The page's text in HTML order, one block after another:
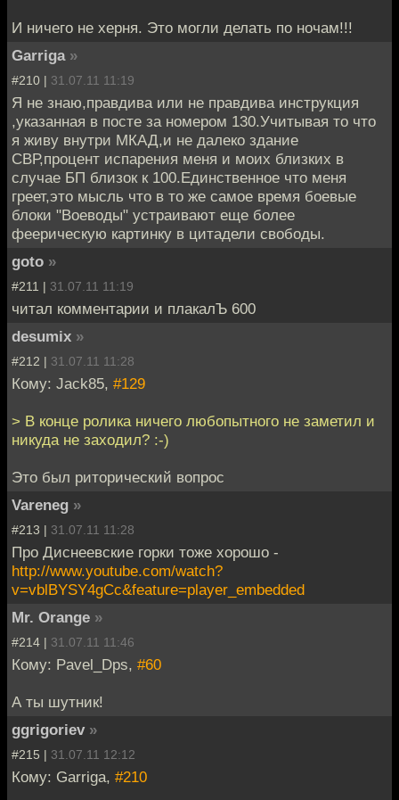
И ничего не херня. Это могли делать по ночам!!!
Garriga »
#210 | 31.07.11 11:19
Я не знаю,правдива или не правдива инструкция
,указанная в посте за номером 130.Учитывая то что
я живу внутри МКАД,и не далеко здание
СВР,процент испарения меня и моих близких в
случае БП близок к 100.Единственное что меня
греет,это мысль что в то же самое время боевые
блоки "Воеводы" устраивают еще более
феерическую картинку в цитадели свободы.
goto »
#211 | 31.07.11 11:19
читал комментарии и плакалЪ 600
desumix »
#212 | 31.07.11 11:28
Кому: Jack85, #129
> В конце ролика ничего любопытного не заметил и
никуда не заходил? :-)
Это был риторический вопрос
Vareneg »
#213 | 31.07.11 11:28
Про Диснеевские горки тоже хорошо -
http://www.youtube.com/watch?
v=vblBYSY4gCc&feature=player_embedded
Mr. Orange »
#214 | 31.07.11 11:46
Кому: Pavel_Dps, #60
А ты шутник!
ggrigoriev »
#215 | 31.07.11 12:12
Кому: Garriga, #210